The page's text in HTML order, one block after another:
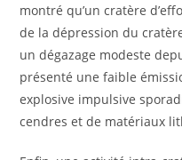
montré qu’un cratère
de la dépression du
un dégazage modeste
présenté une faible
explosive impulsive
cendres et de matériaux